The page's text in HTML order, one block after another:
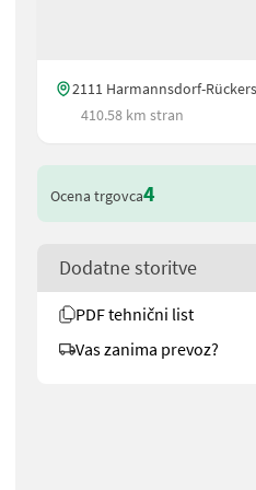
2111 Harmannsdorf-
410.58 km stran
Ocena trgovca4
Dodatne storitve
PDF tehnični list
Vas zanima prevoz?